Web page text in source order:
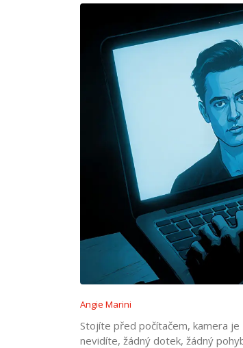
Angie Marini
Stojíte před počítačem, kamera
nevidíte, žádný dotek, žádný